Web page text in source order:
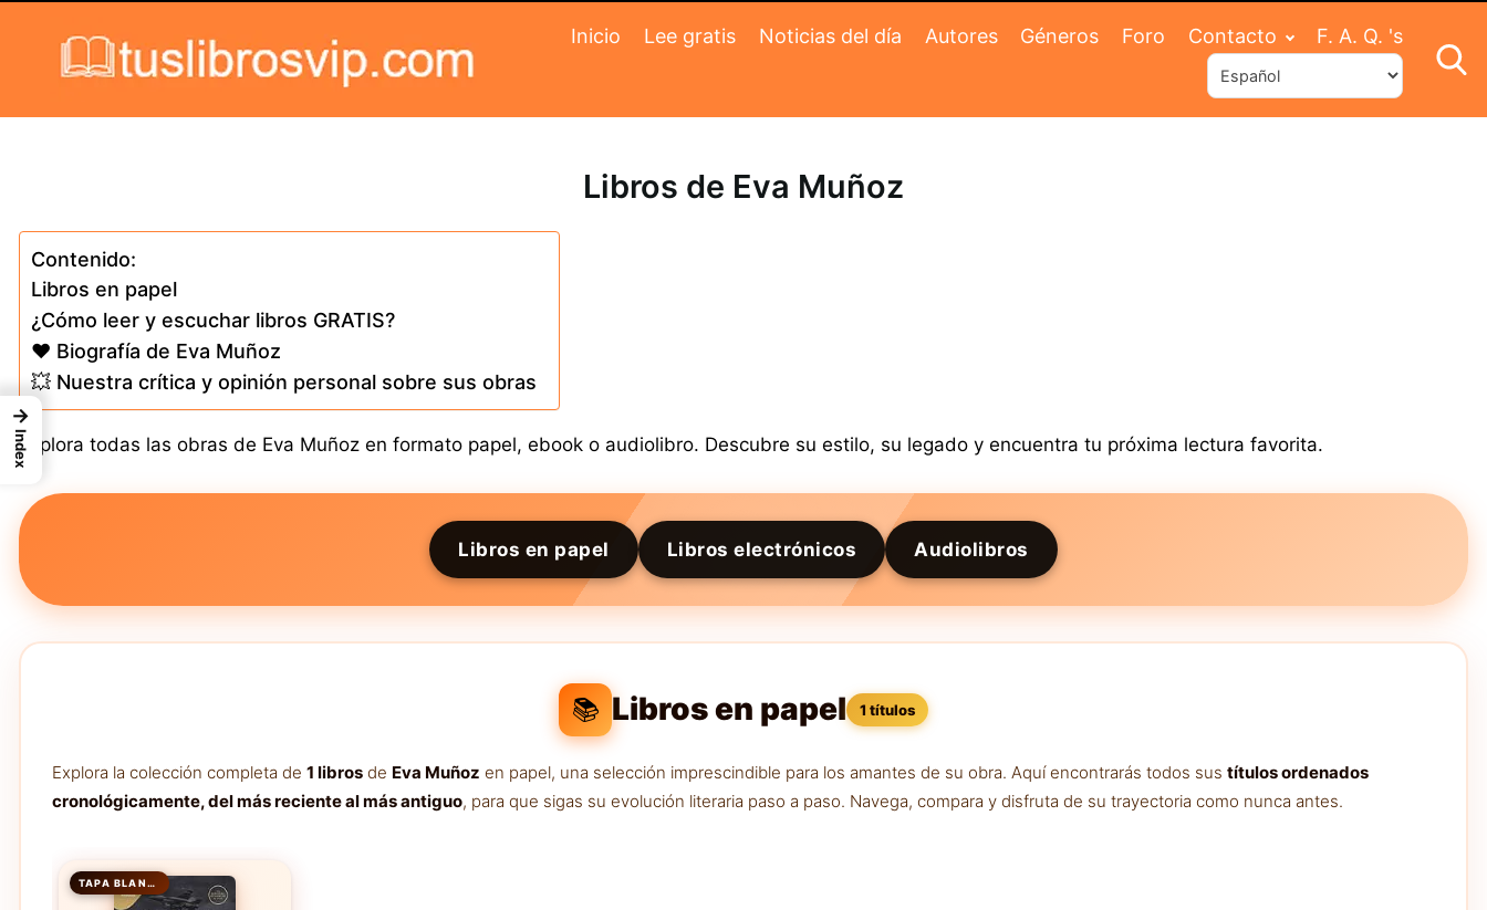
Inicio Lee gratis Noticias del día Autores Géneros Foro Contacto F. A. Q. 's
Libros de Eva Muñoz
Contenido:
Libros en papel
¿Cómo leer y escuchar libros GRATIS?
❤️ Biografía de Eva Muñoz
💥 Nuestra crítica y opinión personal sobre sus obras
Explora todas las obras de Eva Muñoz en formato papel, ebook o audiolibro. Descubre su estilo, su legado y encuentra tu próxima lectura favorita.
Libros en papel Libros electrónicos Audiolibros
📚 Libros en papel 1 títulos
Explora la colección completa de 1 libros de Eva Muñoz en papel, una selección imprescindible para los amantes de su obra. Aquí encontrarás todos sus títulos ordenados
cronológicamente, del más reciente al más antiguo, para que sigas su evolución literaria paso a paso. Navega, compara y disfruta de su trayectoria como nunca antes.
TAPA BLANDA
→
Index